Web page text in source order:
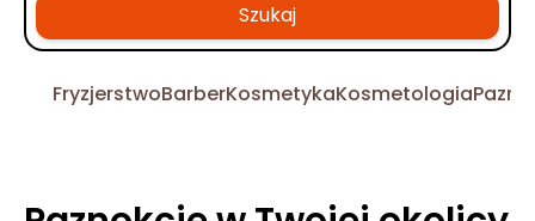
Szukaj
FryzjerstwoBarberKosmetykaKosmetologia